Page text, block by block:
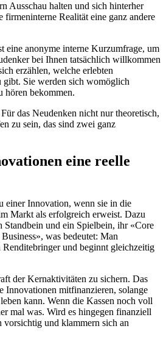
Ausschau halten und sich hinterher
Realität eine ganz andere
eine anonyme interne Kurzumfrage, um
bei Ihnen tatsächlich willkommen
erzählen, welche erlebten
gibt. Sie werden sich womöglich
hören bekommen.
das Neudenken nicht nur theoretisch,
zu sein, das sind zwei ganz
eine reelle
einer Innovation, wenn sie in die
Markt als erfolgreich erweist. Dazu
Standbein und ein Spielbein, ihr «Core
was bedeutet: Man
und beginnt gleichzeitig
der Kernaktivitäten zu sichern. Das
Innovationen mitfinanzieren, solange
kann. Wenn die Kassen noch voll
mal was. Wird es hingegen finanziell
vorsichtig und klammern sich an